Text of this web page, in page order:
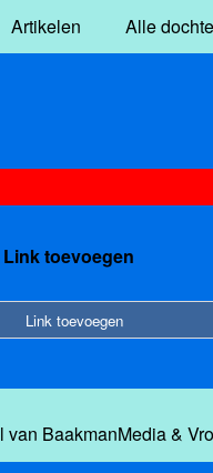
Artikelen Alle
Link toevoegen
Link toevoegen
van BaakmanMedia&